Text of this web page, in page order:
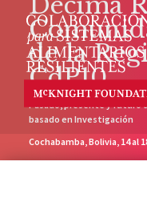
de la
CdP10
Pasado, presente y futuro
basado en Investigación
Cochabamba, Bolivia, 14 al